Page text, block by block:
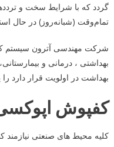
گردد که با شرایط سخت و
تمام‌وقت (شبانه‌روز) در حال
شرکت مهندسی آترون سیستم
بهداشتی ، درمانی و
بهداشت در اولویت قرار دارد را
کفپوش
کلیه محیط های صنعتی